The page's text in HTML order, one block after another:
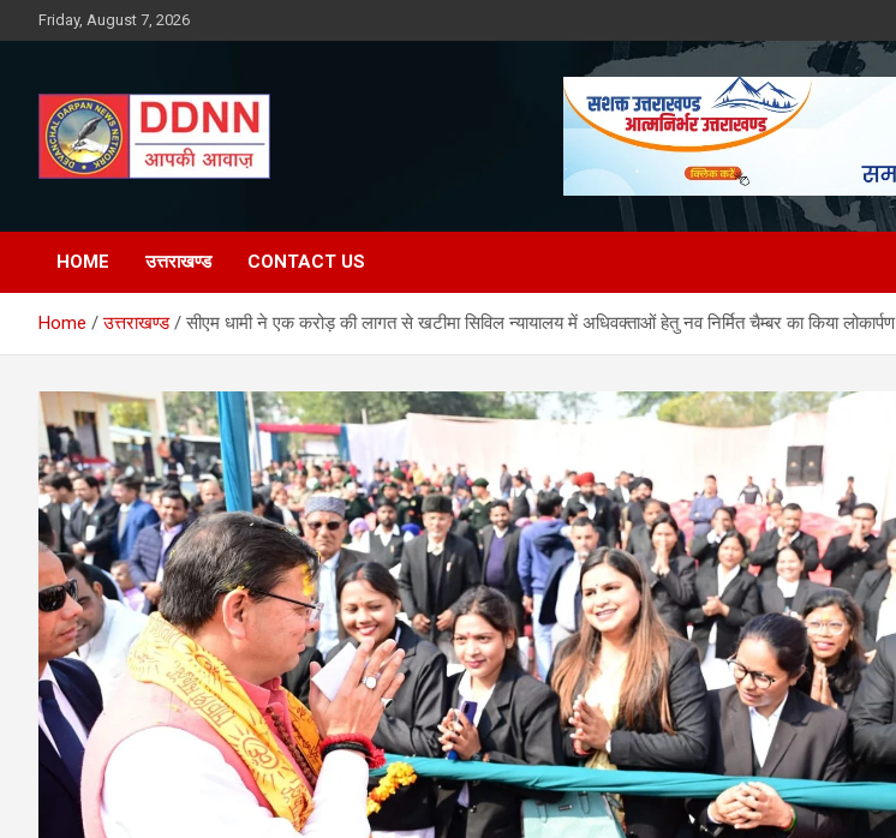
to
Friday, August 7, 2026
HOME उत्तराखण्ड CONTACT US
Home उत्तराखण्ड सीएम धामी ने एक करोड़ की लागत से खटीमा सिविल न्यायालय में अधिवक्ताओं हेतु नव निर्मित चैम्बर का किया लोकार्पण